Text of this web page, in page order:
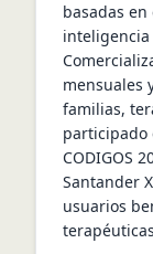
basadas
mensuales
familias,
participado
CODIGOS
Santander
usuarios